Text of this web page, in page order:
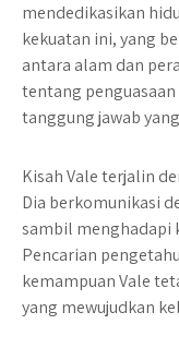
mendedikasikan
kekuatan ini, yang
antara alam dan
tentang
tanggung jawab
Kisah Vale terjalin
Dia berkomunikasi
sambil menghadapi
Pencarian
kemampuan Vale
yang mewujudkan